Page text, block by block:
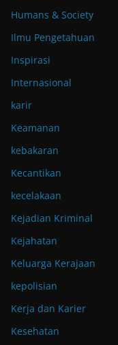
Humans & Society
Ilmu Pengetahuan
Inspirasi
Internasional
karir
Keamanan
kebakaran
Kecantikan
kecelakaan
Kejadian Kriminal
Kejahatan
Keluarga Kerajaan
kepolisian
Kerja dan Karier
Kesehatan